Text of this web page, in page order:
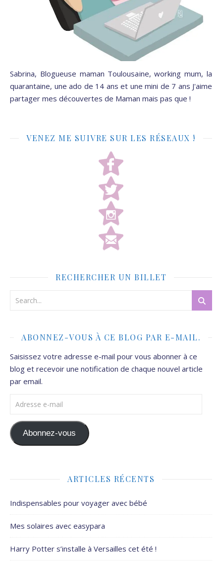
Sabrina, Blogueuse maman Toulousaine, working mum, la
quarantaine, une ado de 14 ans et une mini de 7 ans J'aime
partager mes découvertes de Maman mais pas que !
VENEZ ME SUIVRE SUR LES RÉSEAUX !
RECHERCHER UN BILLET
ABONNEZ-VOUS À CE BLOG PAR E-MAIL.
Saisissez votre adresse e-mail pour vous abonner à ce
blog et recevoir une notification de chaque nouvel article
par email.
Adresse e-mail
Abonnez-vous
ARTICLES RÉCENTS
Indispensables pour voyager avec bébé
Mes solaires avec easypara
Harry Potter s’installe à Versailles cet été !